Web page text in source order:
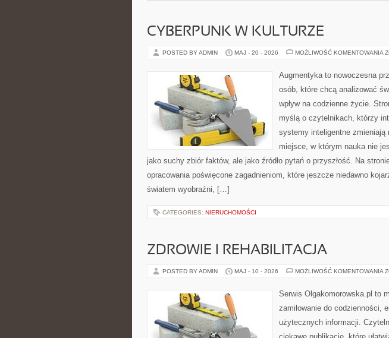
CYBERPUNK W KULTURZE
POSTED BY ADMIN MAJ - 20 - 2026 MOŻLIWOŚĆ KOMENTOWANIA
Augmentyka to nowoczesna
osób, które chcą analizować
wpływ na codzienne życie.
myślą o czytelnikach, którzy
systemy inteligentne zmieniają
miejsce, w którym nauka nie
jako suchy zbiór faktów, ale jako źródło pytań o przyszłość. Na
opracowania poświęcone zagadnieniom, które jeszcze niedawno
światem wyobraźni, […]
CATEGORIES: NIERUCHOMOŚCI
ZDROWIE I REHABILITACJA
POSTED BY ADMIN MAJ - 10 - 2026 MOŻLIWOŚĆ KOMENTOWANIA
Serwis Olgakomorowska.pl to
zamiłowanie do codzienności,
użytecznych informacji.